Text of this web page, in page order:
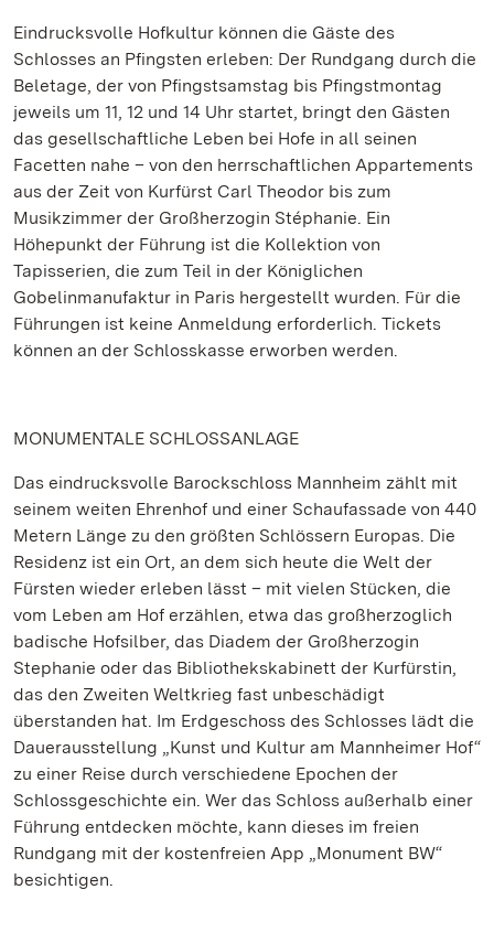
Eindrucksvolle Hofkultur können die Gäste des
Schlosses an Pfingsten erleben: Der Rundgang durch die
Beletage, der von Pfingstsamstag bis Pfingstmontag
jeweils um 11, 12 und 14 Uhr startet, bringt den Gästen
das gesellschaftliche Leben bei Hofe in all seinen
Facetten nahe – von den herrschaftlichen Appartements
aus der Zeit von Kurfürst Carl Theodor bis zum
Musikzimmer der Großherzogin Stéphanie. Ein
Höhepunkt der Führung ist die Kollektion von
Tapisserien, die zum Teil in der Königlichen
Gobelinmanufaktur in Paris hergestellt wurden. Für die
Führungen ist keine Anmeldung erforderlich. Tickets
können an der Schlosskasse erworben werden.
MONUMENTALE SCHLOSSANLAGE
Das eindrucksvolle Barockschloss Mannheim zählt mit
seinem weiten Ehrenhof und einer Schaufassade von 440
Metern Länge zu den größten Schlössern Europas. Die
Residenz ist ein Ort, an dem sich heute die Welt der
Fürsten wieder erleben lässt – mit vielen Stücken, die
vom Leben am Hof erzählen, etwa das großherzoglich
badische Hofsilber, das Diadem der Großherzogin
Stephanie oder das Bibliothekskabinett der Kurfürstin,
das den Zweiten Weltkrieg fast unbeschädigt
überstanden hat. Im Erdgeschoss des Schlosses lädt die
Dauerausstellung „Kunst und Kultur am Mannheimer Hof“
zu einer Reise durch verschiedene Epochen der
Schlossgeschichte ein. Wer das Schloss außerhalb einer
Führung entdecken möchte, kann dieses im freien
Rundgang mit der kostenfreien App „Monument BW“
besichtigen.